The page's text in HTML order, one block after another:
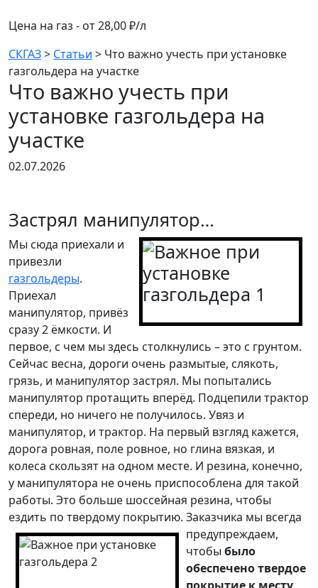
Цена на газ - от 28,00 ₽/л
СКГАЗ> Статьи > Что важно учесть при установке
газгольдера на участке
Что важно учесть при
установке газгольдера на
участке
02.07.2026
Застрял манипулятор…
Мы сюда приехали и
привезли
газгольдеры.
Приехал
манипулятор, привёз
сразу 2 ёмкости. И
первое, с чем мы здесь столкнулись – это с грунтом.
Сейчас весна, дороги очень размытые, слякоть,
грязь, и манипулятор застрял. Мы попытались
манипулятор протащить вперёд. Подцепили трактор
спереди, но ничего не получилось. Увяз и
манипулятор, и трактор. На первый взгляд кажется,
дорога ровная, поле ровное, но глина вязкая, и
колеса скользят на одном месте. И резина, конечно,
у манипулятора не очень приспособлена для такой
работы. Это больше шоссейная резина, чтобы
ездить по твердому покрытию. Заказчика мы всегда
предупреждаем,
чтобы было
обеспечено твердое
покрытие к месту